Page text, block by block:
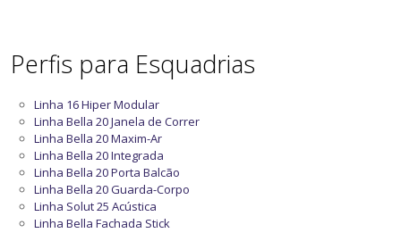
Perfis para Esquadrias
Linha 16 Hiper Modular
Linha Bella 20 Janela de Correr
Linha Bella 20 Maxim-Ar
Linha Bella 20 Integrada
Linha Bella 20 Porta Balcão
Linha Bella 20 Guarda-Corpo
Linha Solut 25 Acústica
Linha Bella Fachada Stick